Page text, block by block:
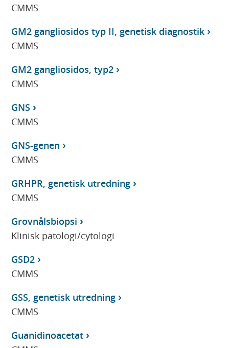
CMMS
GM2 gangliosidos typ II, genetisk diagnostik
CMMS
GM2 gangliosidos, typ2
CMMS
GNS
CMMS
GNS-genen
CMMS
GRHPR, genetisk utredning
CMMS
Grovnålsbiopsi
Klinisk patologi/cytologi
GSD2
CMMS
GSS, genetisk utredning
CMMS
Guanidinoacetat